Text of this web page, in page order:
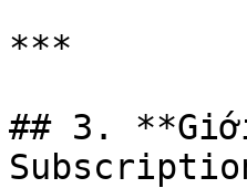
***
## 3.